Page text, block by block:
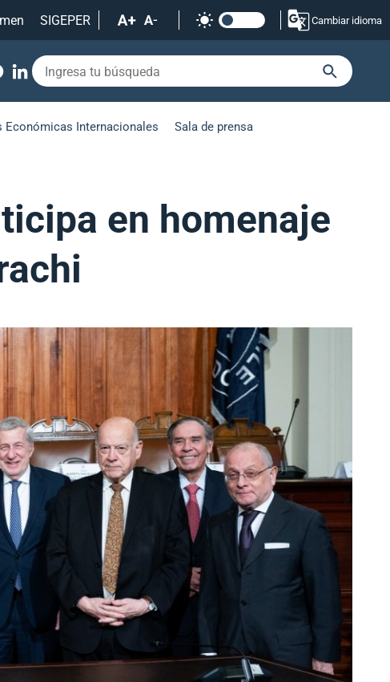
SIGEPER Cambiar idioma
Económicas Internacionales Sala de prensa
en homenaje